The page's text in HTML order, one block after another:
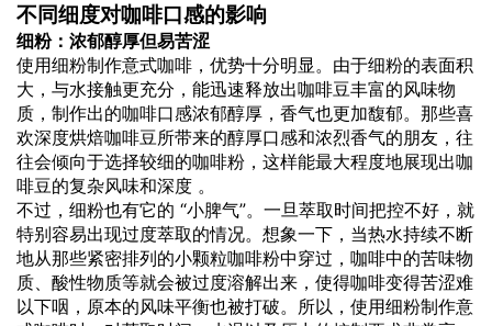
不同细度对咖啡口感的影响
细粉：浓郁醇厚但易苦涩
使用细粉制作意式咖啡，优势十分明显。由于细粉的表面积
大，与水接触更充分，能迅速释放出咖啡豆丰富的风味物
质，制作出的咖啡口感浓郁醇厚，香气也更加馥郁。那些喜
欢深度烘焙咖啡豆所带来的醇厚口感和浓烈香气的朋友，往
往会倾向于选择较细的咖啡粉，这样能最大程度地展现出咖
啡豆的复杂风味和深度 。
不过，细粉也有它的 “小脾气”。一旦萃取时间把控不好，就
特别容易出现过度萃取的情况。想象一下，当热水持续不断
地从那些紧密排列的小颗粒咖啡粉中穿过，咖啡中的苦味物
质、酸性物质等就会被过度溶解出来，使得咖啡变得苦涩难
以下咽，原本的风味平衡也被打破。所以，使用细粉制作意